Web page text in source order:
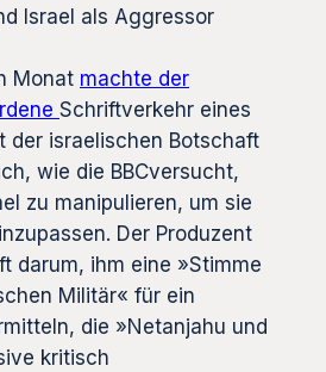
Israel als Aggressor
Monat machte der
Schriftverkehr eines
der israelischen Botschaft
wie die BBCversucht,
zu manipulieren, um sie
Der Produzent
darum, ihm eine »Stimme
Militär« für ein
die »Netanjahu und
kritisch